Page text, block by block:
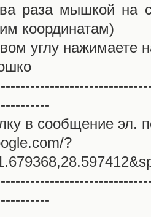
раза мышкой на
координатам)
углу нажимаете
в сообщение эл.
?